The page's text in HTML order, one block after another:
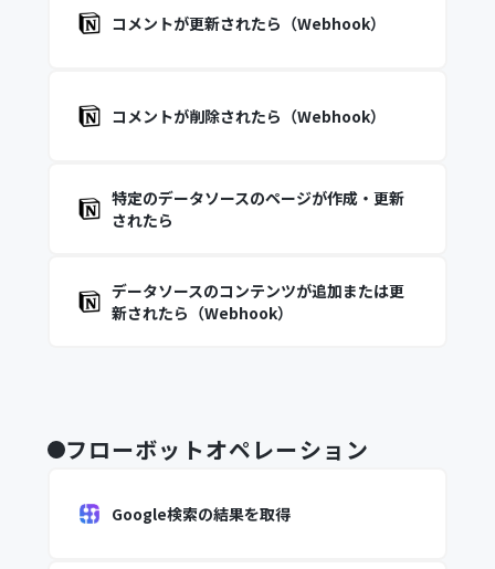
コメントが更新されたら（Webhook）
コメントが削除されたら（Webhook）
特定のデータソースのページが作成・更新
されたら
データソースのコンテンツが追加または更
新されたら（Webhook）
フローボットオペレーション
Google検索の結果を取得